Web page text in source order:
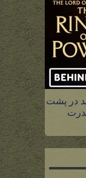
در پشت